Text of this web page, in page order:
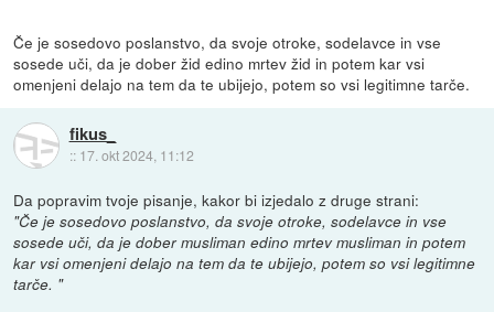
Če je sosedovo poslanstvo, da svoje otroke, sodelavce in vse
sosede uči, da je dober žid edino mrtev žid in potem kar vsi
omenjeni delajo na tem da te ubijejo, potem so vsi legitimne tarče.
fikus_
:: 17. okt 2024, 11:12
Da popravim tvoje pisanje, kakor bi izjedalo z druge strani:
"Če je sosedovo poslanstvo, da svoje otroke, sodelavce in vse
sosede uči, da je dober musliman edino mrtev musliman in potem
kar vsi omenjeni delajo na tem da te ubijejo, potem so vsi legitimne
tarče. "